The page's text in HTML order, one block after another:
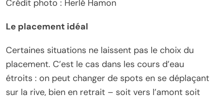
Crédit photo : Herlé Hamon
Le placement idéal
Certaines situations ne laissent pas le choix du
placement. C’est le cas dans les cours d’eau
étroits : on peut changer de spots en se déplaçant
sur la rive, bien en retrait – soit vers l’amont soit